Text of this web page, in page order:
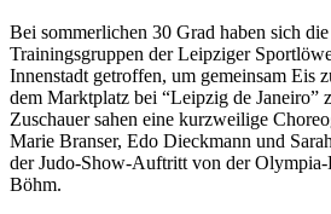
Bei sommerlichen 30 Grad haben sich
Trainingsgruppen der Leipziger
Innenstadt getroffen, um gemeinsam Eis
dem Marktplatz bei “Leipzig de Janeiro”
Zuschauer sahen eine kurzweilige
Marie Branser, Edo Dieckmann und
der Judo-Show-Auftritt von der
Böhm.